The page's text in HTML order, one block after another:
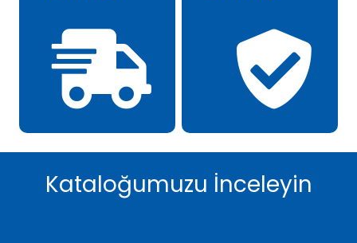
Kataloğumuzu İnceleyin